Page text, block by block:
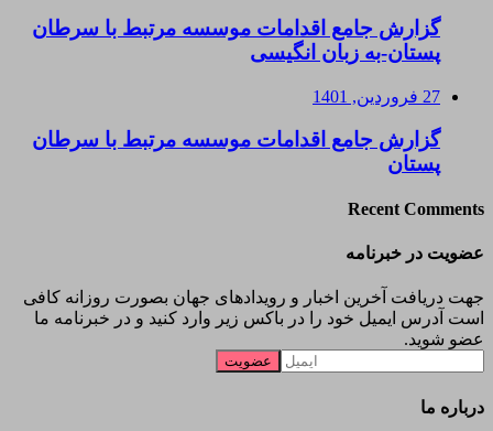
گزارش جامع اقدامات موسسه مرتبط با سرطان
پستان-به زبان انگیسی
27 فروردین, 1401
گزارش جامع اقدامات موسسه مرتبط با سرطان
پستان
Recent Comments
عضویت در خبرنامه
جهت دریافت آخرین اخبار و رویدادهای جهان بصورت روزانه کافی
است آدرس ایمیل خود را در باکس زیر وارد کنید و در خبرنامه ما
عضو شوید.
درباره ما